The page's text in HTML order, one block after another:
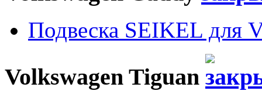
Подвеска SEIKEL для
Volkswagen Tiguan